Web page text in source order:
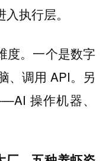
执行层。
度。一个是数字
调用 API。另
操作机器、